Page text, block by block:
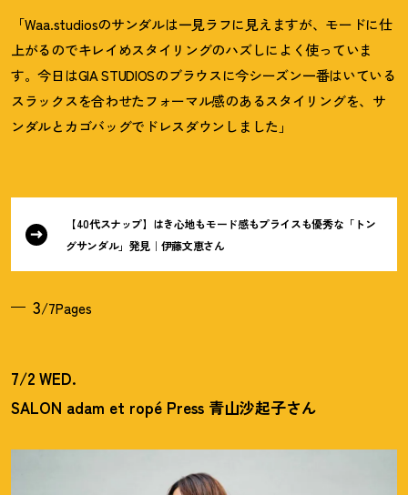
「Waa.studiosのサンダルは一見ラフに見えますが、モードに仕
上がるのでキレイめスタイリングのハズしによく使っていま
す。今日はGIA STUDIOSのブラウスに今シーズン一番はいている
スラックスを合わせたフォーマル感のあるスタイリングを、サ
ンダルとカゴバッグでドレスダウンしました」
【40代スナップ】はき心地もモード感もプライスも優秀な「トン
グサンダル」発見｜伊藤文恵さん
3/7Pages
7/2 WED.
SALON adam et ropé Press 青山沙起子さん